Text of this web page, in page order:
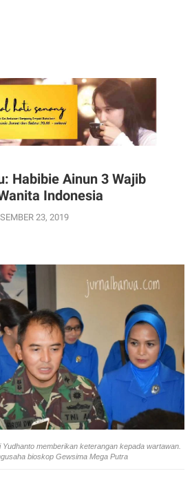
Habibie Ainun 3 Wajib
Indonesia
23, 2019
memberikan keterangan kepada wartawan.
bioskop Gewsima Mega Putra